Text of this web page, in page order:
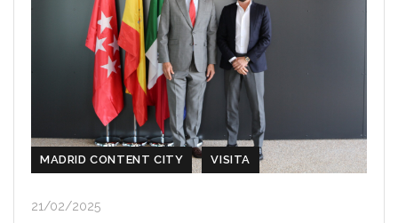
MADRID CONTENT CITY VISITA
21/02/2025